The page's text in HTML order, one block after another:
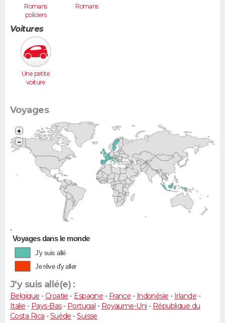
Romans
policiers
Romans
Voitures
Une petite
voiture
Voyages
•
+
−
Voyages dans le monde
J'y suis allé
Je rêve d'y aller
J'y suis allé(e) :
Belgique - Croatie - Espagne - France - Indonésie - Irlande -
Italie - Pays-Bas- Portugal - Royaume-Uni - République du
Costa Rica -Suède -Suisse